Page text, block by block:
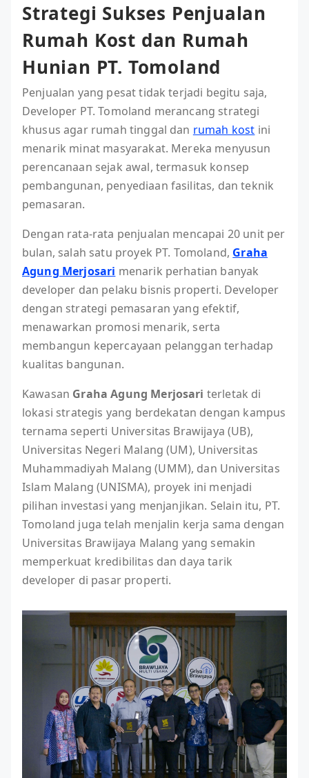
Strategi Sukses Penjualan
Rumah Kost dan Rumah
Hunian PT. Tomoland
Penjualan yang pesat tidak terjadi begitu saja,
Developer PT. Tomoland merancang strategi
khusus agar rumah tinggal dan rumah kost ini
menarik minat masyarakat. Mereka menyusun
perencanaan sejak awal, termasuk konsep
pembangunan, penyediaan fasilitas, dan teknik
pemasaran.
Dengan rata-rata penjualan mencapai 20 unit per
bulan, salah satu proyek PT. Tomoland, Graha
Agung Merjosari menarik perhatian banyak
developer dan pelaku bisnis properti. Developer
dengan strategi pemasaran yang efektif,
menawarkan promosi menarik, serta
membangun kepercayaan pelanggan terhadap
kualitas bangunan.
Kawasan Graha Agung Merjosari terletak di
lokasi strategis yang berdekatan dengan kampus
ternama seperti Universitas Brawijaya (UB),
Universitas Negeri Malang (UM), Universitas
Muhammadiyah Malang (UMM), dan Universitas
Islam Malang (UNISMA), proyek ini menjadi
pilihan investasi yang menjanjikan. Selain itu, PT.
Tomoland juga telah menjalin kerja sama dengan
Universitas Brawijaya Malang yang semakin
memperkuat kredibilitas dan daya tarik
developer di pasar properti.